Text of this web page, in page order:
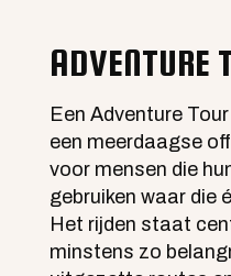
ADVENTURE
Een Adventure
een meerdaagse
voor mensen die
gebruiken waar die
Het rijden staat
minstens zo